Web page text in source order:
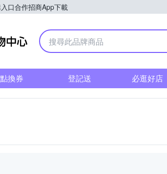
口合作招商App下載
Yahoo購物中心
點換券 登記送 必逛好店